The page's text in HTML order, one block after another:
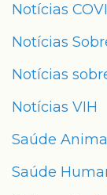
Notícias
Notícias
Notícias
Notícias VIH
Saúde Animal
Saúde